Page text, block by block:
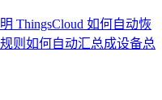
ThingsCloud 如何自动恢
则如何自动汇总成设备总